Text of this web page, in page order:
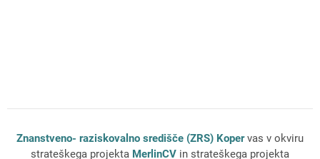
Znanstveno- raziskovalno središče (ZRS) Kopervas v okviru
strateškega projekta MerlinCV in strateškega projekta